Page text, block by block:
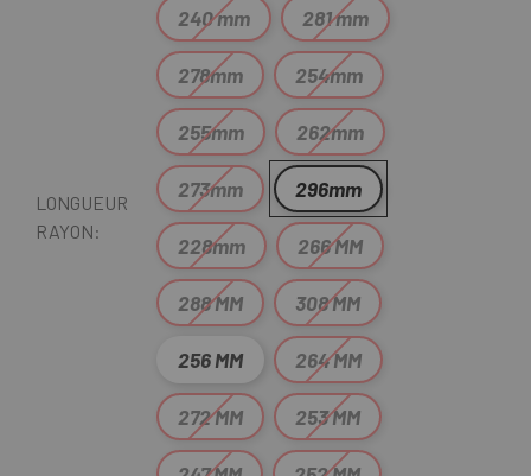
LONGUEUR
RAYON:
240 mm 281 mm
278mm 254mm
255mm 262mm
273mm 296mm
228mm 266 MM
288 MM 308 MM
256 MM 264 MM
272 MM 253 MM